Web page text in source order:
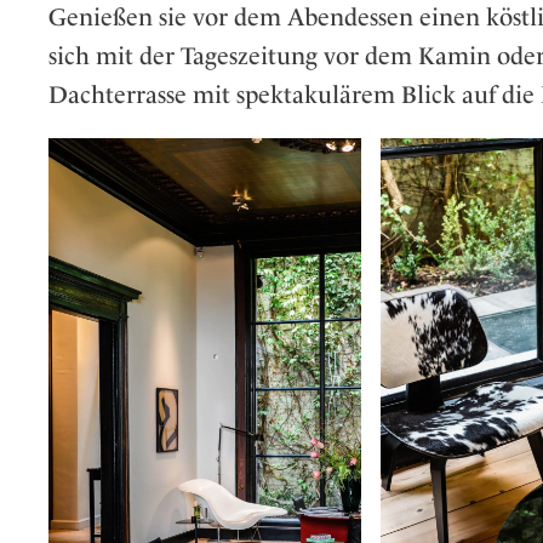
Genießen sie vor dem Abendessen einen
sich mit der Tageszeitung vor dem Kamin
Dachterrasse mit spektakulärem Blick auf die